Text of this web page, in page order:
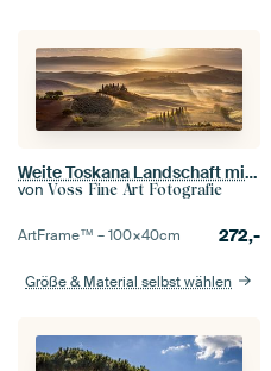
Weite Toskana Landschaft mit Nebel im Sonnenaufgang
von Voss Fine Art Fotografie
ArtFrame™ –100×40cm 272,-
Größe & Material selbst wählen